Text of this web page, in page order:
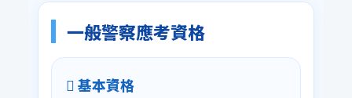
一般警察應考資格
基本資格